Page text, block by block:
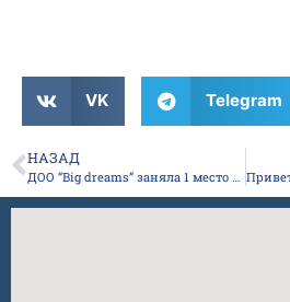
VK Telegram
НАЗАД